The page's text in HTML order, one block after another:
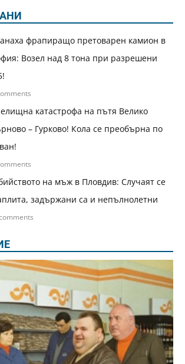
фрапиращо претоварен камион в
Возел над 8 тона при разрешени
катастрофа на пътя Велико
– Гурково! Кола се преобърна по
на мъж в Пловдив: Случаят се
задържани са и непълнолетни